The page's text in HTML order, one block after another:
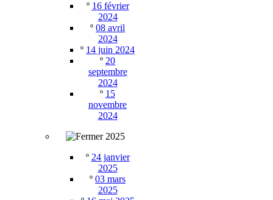
º 16 février
2024
º 08 avril
2024
º 14 juin 2024
º 20
septembre
2024
º 15
novembre
2024
2025
º 24 janvier
2025
º 03 mars
2025